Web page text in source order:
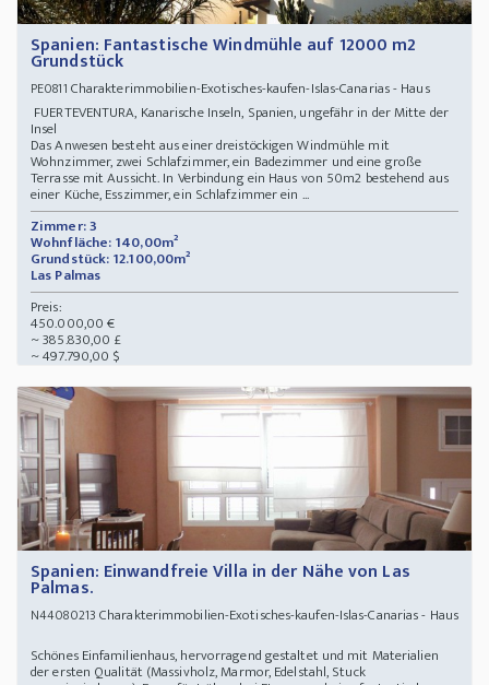
Spanien: Fantastische Windmühle auf 12000 m2
Grundstück
PE0811 Charakterimmobilien-Exotisches-kaufen-Islas-Canarias - Haus
FUERTEVENTURA, Kanarische Inseln, Spanien, ungefähr in der Mitte der
Insel
Das Anwesen besteht aus einer dreistöckigen Windmühle mit
Wohnzimmer, zwei Schlafzimmer, ein Badezimmer und eine große
Terrasse mit Aussicht. In Verbindung ein Haus von 50m2 bestehend aus
einer Küche, Esszimmer, ein Schlafzimmer ein ...
Zimmer: 3
Wohnfläche: 140,00m²
Grundstück: 12.100,00m²
Las Palmas
Preis:
450.000,00 €
~ 385.830,00 £
~ 497.790,00 $
Spanien: Einwandfreie Villa in der Nähe von Las
Palmas.
N44080213 Charakterimmobilien-Exotisches-kaufen-Islas-Canarias - Haus
Schönes Einfamilienhaus, hervorragend gestaltet und mit Materialien
der ersten Qualität (Massivholz, Marmor, Edelstahl, Stuck